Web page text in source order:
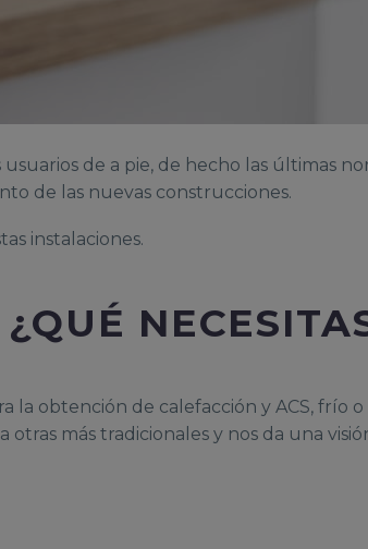
de a pie, de hecho las últimas
de las nuevas construcciones.
instalaciones.
obtención de calefacción y ACS, frío o
más tradicionales y nos da una